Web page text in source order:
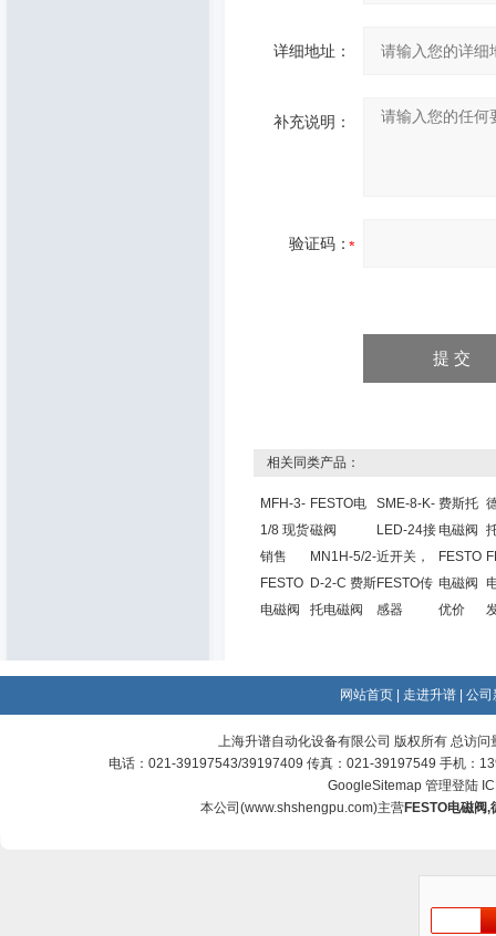
详细地址：
补充说明：
验证码：
相关同类产品：
MFH-3-
1/8 现货
销售
FESTO
电磁阀
FESTO电
磁阀
MN1H-5/2-
D-2-C 费斯
托电磁阀
SME-8-K-
LED-24接
近开关，
FESTO传
感器
费斯托
电磁阀
FESTO
电磁阀
优价
网站首页 走进升谱 公司
上海升谱自动化设备有限公司 版权所有 总访问
电话：021-39197543/39197409 传真：021-39197549 手机：
GoogleSitemap 管理登陆
本公司(www.shshengpu.com)主营FESTO电磁阀,